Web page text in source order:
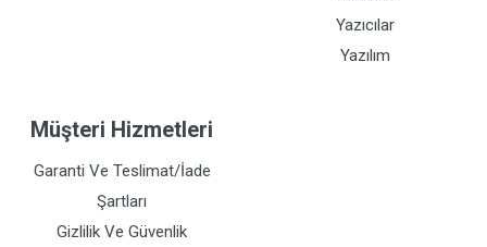
Yazıcılar
Yazılım
Müşteri Hizmetleri
Garanti Ve Teslimat/İade
Şartları
Gizlilik Ve Güvenlik